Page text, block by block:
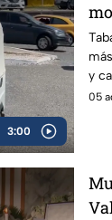
3:00
y
05